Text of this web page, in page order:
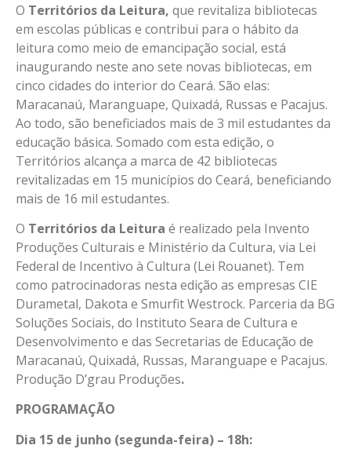
O Territórios da Leitura, que revitaliza bibliotecas
em escolas públicas e contribui para o hábito da
leitura como meio de emancipação social, está
inaugurando neste ano sete novas bibliotecas, em
cinco cidades do interior do Ceará. São elas:
Maracanaú, Maranguape, Quixadá, Russas e Pacajus.
Ao todo, são beneficiados mais de 3 mil estudantes da
educação básica. Somado com esta edição, o
Territórios alcança a marca de 42 bibliotecas
revitalizadas em 15 municípios do Ceará, beneficiando
mais de 16 mil estudantes.
O Territórios da Leitura é realizado pela Invento
Produções Culturais e Ministério da Cultura, via Lei
Federal de Incentivo à Cultura (Lei Rouanet). Tem
como patrocinadoras nesta edição as empresas CIE
Durametal, Dakota e Smurfit Westrock. Parceria da BG
Soluções Sociais, do Instituto Seara de Cultura e
Desenvolvimento e das Secretarias de Educação de
Maracanaú, Quixadá, Russas, Maranguape e Pacajus.
Produção D’grau Produções.
PROGRAMAÇÃO
Dia 15 de junho (segunda-feira) – 18h: